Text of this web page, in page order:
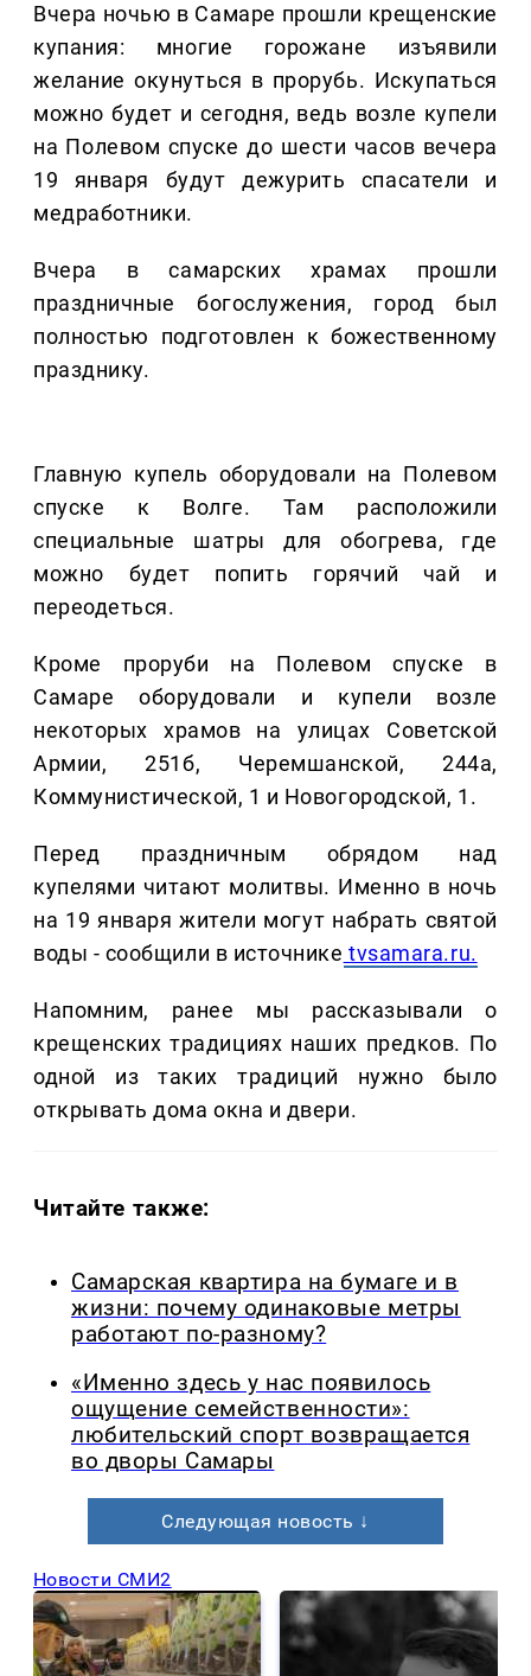
Вчера ночью в Самаре прошли крещенские
купания: многие горожане изъявили
желание окунуться в прорубь. Искупаться
можно будет и сегодня, ведь возле купели
на Полевом спуске до шести часов вечера
19 января будут дежурить спасатели и
медработники.
Вчера в самарских храмах прошли
праздничные богослужения, город был
полностью подготовлен к божественному
празднику.
Главную купель оборудовали на Полевом
спуске к Волге. Там расположили
специальные шатры для обогрева, где
можно будет попить горячий чай и
переодеться.
Кроме проруби на Полевом спуске в
Самаре оборудовали и купели возле
некоторых храмов на улицах Советской
Армии, 251б, Черемшанской, 244а,
Коммунистической, 1 и Новогородской, 1.
Перед праздничным обрядом над
купелями читают молитвы. Именно в ночь
на 19 января жители могут набрать святой
воды - сообщили в источнике tvsamara.ru.
Напомним, ранее мы рассказывали о
крещенских традициях наших предков. По
одной из таких традиций нужно было
открывать дома окна и двери.
Читайте также:
Самарская квартира на бумаге и в
жизни: почему одинаковые метры
работают по-разному?
«Именно здесь у нас появилось
ощущение семейственности»:
любительский спорт возвращается
во дворы Самары
Следующая новость ↓
Новости СМИ2